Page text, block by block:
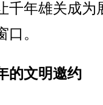
千年雄关成为
。
的文明邀约